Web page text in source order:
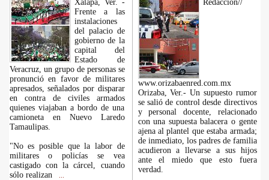
Xalapa, Ver. -
Frente a las
instalaciones
del palacio de
gobierno de la
capital del
Estado de
Veracruz, un grupo de personas se
pronunció en favor de militares
apresados, señalados por disparar
en contra de civiles armados
quienes viajaban a bordo de una
camioneta en Nuevo Laredo
Tamaulipas.
"No es posible que la labor de
militares o policías se vea
castigado con la cárcel, cuando
sólo realizan
Redacción//
www.orizabaenred.com.mx
Orizaba, Ver.- Un supuesto rumor
se salió de control desde directivos
y personal docente, relacionado
con una supuesta balacera o gente
ajena al plantel que estaba armada;
de inmediato, los padres de familia
acudieron a llevarse a sus hijos
ante el miedo que esto fuera
verdad.